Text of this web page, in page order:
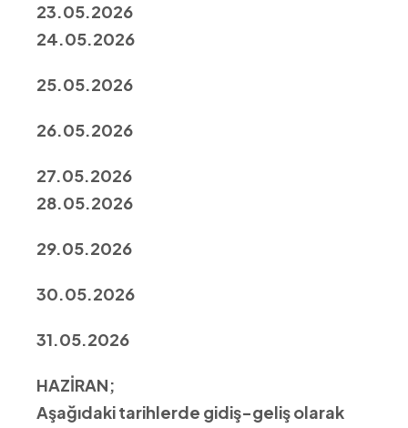
23.05.2026
24.05.2026
25.05.2026
26.05.2026
27.05.2026
28.05.2026
29.05.2026
30.05.2026
31.05.2026
HAZİRAN;
Aşağıdaki tarihlerde gidiş-geliş olarak